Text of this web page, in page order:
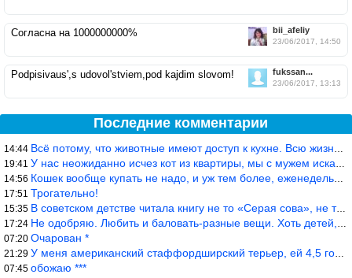
bii_afeliy
23/06/2017, 14:50
Согласна на 1000000000%
fukssan...
23/06/2017, 13:13
Podpisivaus',s udovol'stviem,pod kajdim slovom!
Последние комментарии
14:44 Всё потому, что животные имеют доступ к кухне. Всю жизнь живу с
19:41 У нас неожиданно исчез кот из квартиры, мы с мужем искали повсюд
14:56 Кошек вообще купать не надо, и уж тем более, еженедельно, как лю
17:51 Трогательно!
15:35 В советском детстве читала книгу не то «Серая сова», не то ещё к
17:24 Не одобряю. Любить и баловать-разные вещи. Хоть детей, хоть коше
07:20 Очарован *
21:29 У меня американский стаффордширский терьер, ей 4,5 года, но ни р
07:45 обожаю ***